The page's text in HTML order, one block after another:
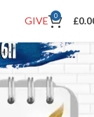
GIVE 0 £